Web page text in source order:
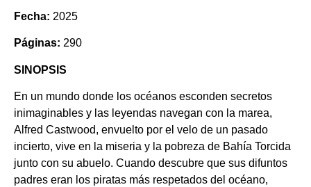
Fecha: 2025
Páginas: 290
SINOPSIS
En un mundo donde los océanos esconden secretos
inimaginables y las leyendas navegan con la marea,
Alfred Castwood, envuelto por el velo de un pasado
incierto, vive en la miseria y la pobreza de Bahía Torcida
junto con su abuelo. Cuando descubre que sus difuntos
padres eran los piratas más respetados del océano,